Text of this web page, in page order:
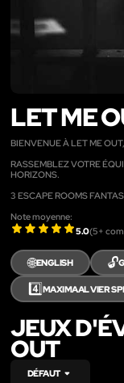
LET ME
BIENVENUE À LET ME
RASSEMBLEZ VOTRE
HORIZONS.
3 ESCAPE ROOMS
Note moyenne:
5.0(5+
🌐ENGLISH 🔓
4️⃣MAXIMAAL VIER
JEUX
OUT
DÉFAUT